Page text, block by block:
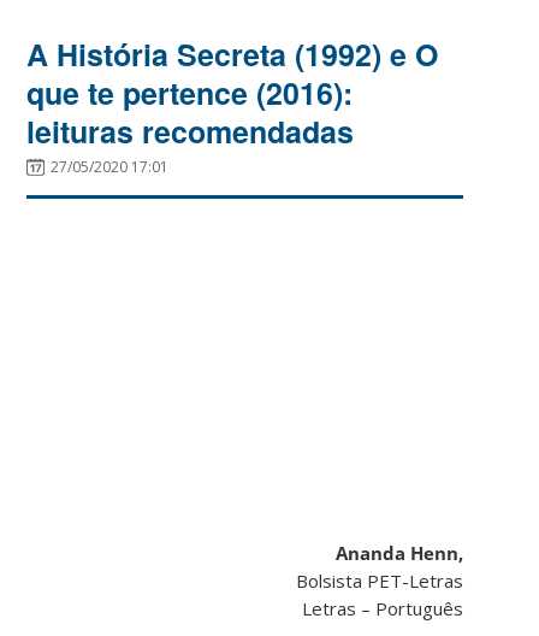
A História Secreta (1992) e O
que te pertence (2016):
leituras recomendadas
27/05/2020 17:01
Ananda Henn,
Bolsista PET-Letras
Letras – Português